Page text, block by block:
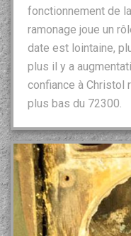
fonctionnement de
ramonage joue un
date est lointaine,
plus il y a
confiance à Christol
plus bas du 72300.